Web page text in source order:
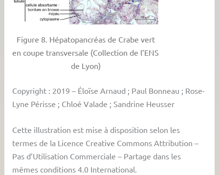
Figure 8. Hépatopancréas de Crabe vert
en coupe transversale (Collection de l’ENS
de Lyon)
Copyright : 2019 – Éloïse Arnaud ; Paul Bonneau ; Rose-
Lyne Périsse ; Chloé Valade ; Sandrine Heusser
Cette illustration est mise à disposition selon les
termes de la Licence Creative Commons Attribution –
Pas d’Utilisation Commerciale – Partage dans les
mêmes conditions 4.0 International.